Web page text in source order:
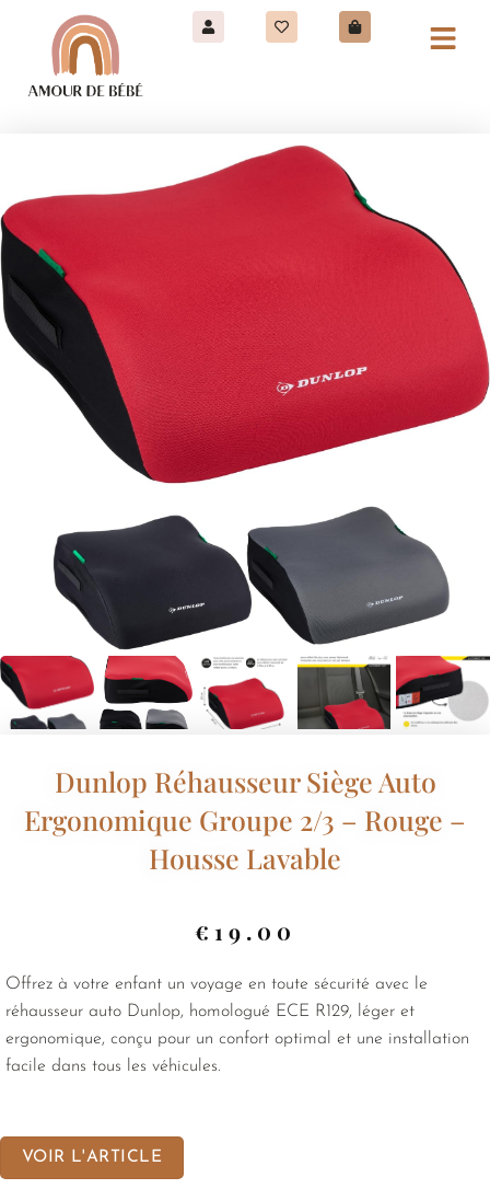
Dunlop Réhausseur Siège Auto
Ergonomique Groupe 2/3 – Rouge –
Housse Lavable
€ 19.00
Offrez à votre enfant un voyage en toute sécurité avec le
réhausseur auto Dunlop, homologué ECE R129, léger et
ergonomique, conçu pour un confort optimal et une installation
facile dans tous les véhicules.
VOIR L'ARTICLE